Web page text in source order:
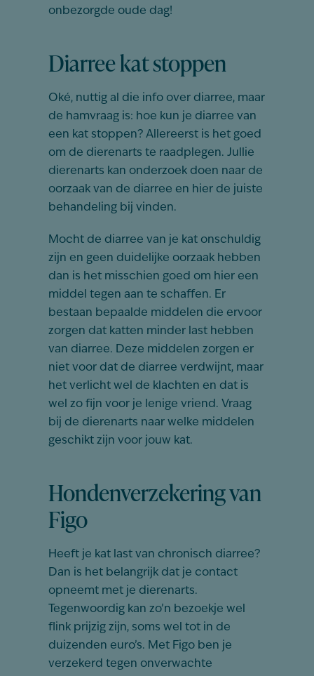
onbezorgde oude dag!
Diarree kat stoppen
Oké, nuttig al die info over diarree, maar
de hamvraag is: hoe kun je diarree van
een kat stoppen? Allereerst is het goed
om de dierenarts te raadplegen. Jullie
dierenarts kan onderzoek doen naar de
oorzaak van de diarree en hier de juiste
behandeling bij vinden.
Mocht de diarree van je kat onschuldig
zijn en geen duidelijke oorzaak hebben
dan is het misschien goed om hier een
middel tegen aan te schaffen. Er
bestaan bepaalde middelen die ervoor
zorgen dat katten minder last hebben
van diarree. Deze middelen zorgen er
niet voor dat de diarree verdwijnt, maar
het verlicht wel de klachten en dat is
wel zo fijn voor je lenige vriend. Vraag
bij de dierenarts naar welke middelen
geschikt zijn voor jouw kat.
Hondenverzekering van
Figo
Heeft je kat last van chronisch diarree?
Dan is het belangrijk dat je contact
opneemt met je dierenarts.
Tegenwoordig kan zo’n bezoekje wel
flink prijzig zijn, soms wel tot in de
duizenden euro’s. Met Figo ben je
verzekerd tegen onverwachte